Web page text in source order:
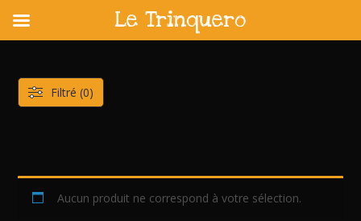
content
Aucun produit ne correspond à votre sélection.
Filtré (0)
Le Trinquero